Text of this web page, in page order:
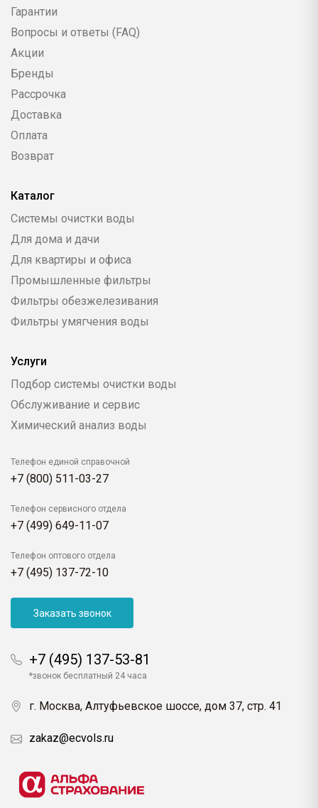
Гарантии
Вопросы и ответы (FAQ)
Акции
Бренды
Рассрочка
Доставка
Оплата
Возврат
Каталог
Системы очистки воды
Для дома и дачи
Для квартиры и офиса
Промышленные фильтры
Фильтры обезжелезивания
Фильтры умягчения воды
Услуги
Подбор системы очистки воды
Обслуживание и сервис
Химический анализ воды
Телефон единой справочной
+7 (800) 511-03-27
Телефон сервисного отдела
+7 (499) 649-11-07
Телефон оптового отдела
+7 (495) 137-72-10
Заказать звонок
+7 (495) 137-53-81
*звонок бесплатный 24 часа
г. Москва, Алтуфьевское шоссе, дом 37, стр. 41
zakaz@ecvols.ru